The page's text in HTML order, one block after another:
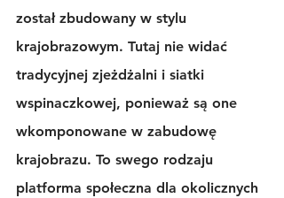
został zbudowany w stylu
krajobrazowym. Tutaj nie widać
tradycyjnej zjeżdżalni i siatki
wspinaczkowej, ponieważ są one
wkomponowane w zabudowę
krajobrazu. To swego rodzaju
platforma społeczna dla okolicznych